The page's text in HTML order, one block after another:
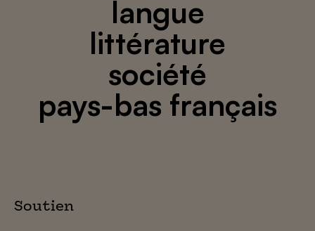
langue
littérature
société
pays-bas français
Soutien